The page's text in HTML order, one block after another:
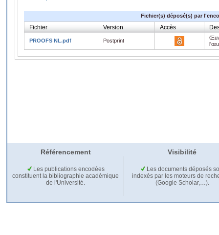
Fichier(s) déposé(s) par
Fichier Version Accès
PROOFS NL.pdf Postprint
Référencement Visibilité
Les publications encodées
constituent la bibliographie académique
de l'Université.
Les documents déposés
indexés par les moteurs de
(Google Scholar,…).